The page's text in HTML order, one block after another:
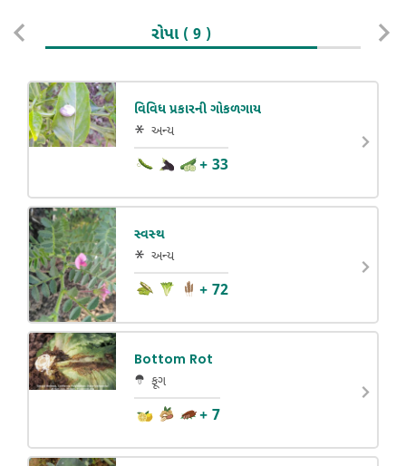
રોપા( 9 )
વિવિધ પ્રકારની ગોકળગાય
અન્ય
+ 33
સ્વસ્થ
અન્ય
+ 72
Bottom Rot
ફૂગ
+ 7